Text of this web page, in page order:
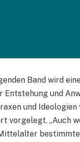
Band wird
Entstehung und
und Ideologien
vorgelegt. „Auch